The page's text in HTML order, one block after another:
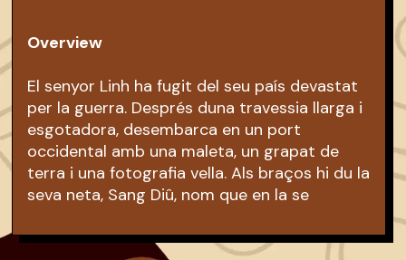
Overview
El senyor Linh ha fugit del seu país devastat
per la guerra. Després duna travessia llarga i
esgotadora, desembarca en un port
occidental amb una maleta, un grapat de
terra i una fotografia vella. Als braços hi du la
seva neta, Sang Diû, nom que en la se